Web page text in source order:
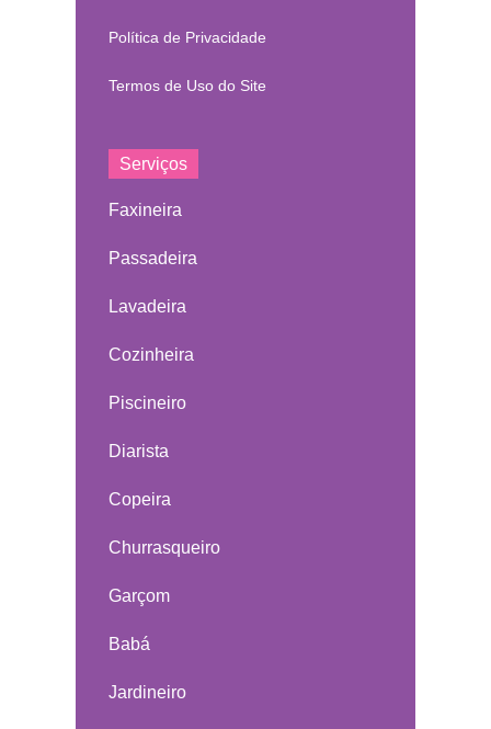
Política de Privacidade
Termos de Uso do Site
Serviços
Faxineira
Passadeira
Lavadeira
Cozinheira
Piscineiro
Diarista
Copeira
Churrasqueiro
Garçom
Babá
Jardineiro